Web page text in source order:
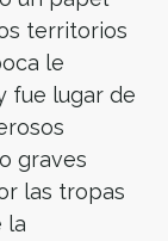
territorios
le
fue lugar de
graves
las tropas
la